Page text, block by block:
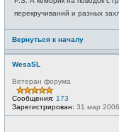
перекручиваний и разных
Вернуться к началу
WesaSL
Ветеран форума
Сообщения: 173
Зарегистрирован: 31 мар